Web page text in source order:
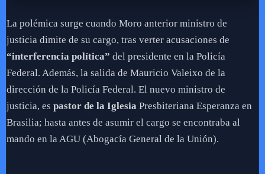
La polémica surge cuando Moro anterior ministro de
justicia dimite de su cargo, tras verter acusaciones de
“interferencia política” del presidente en la Policía
Federal. Además, la salida de Mauricio Valeixo de la
dirección de la Policía Federal. El nuevo ministro de
justicia, es pastor de la Iglesia Presbiteriana Esperanza en
Brasilia; hasta antes de asumir el cargo se encontraba al
mando en la AGU (Abogacía General de la Unión).